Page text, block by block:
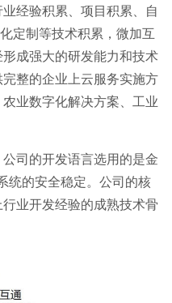
经验积累、项目积累、自
定制等技术积累，微加互
成强大的研发能力和技术
整的企业上云服务实施方
业数字化解决方案、工业
司的开发语言选用的是金
统的安全稳定。公司的核
业开发经验的成熟技术骨